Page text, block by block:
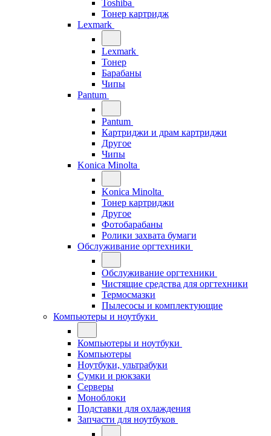
Toshiba
Тонер картридж
Lexmark
Lexmark
Тонер
Барабаны
Чипы
Pantum
Pantum
Картриджи и драм картриджи
Другое
Чипы
Konica Minolta
Konica Minolta
Тонер картриджи
Другое
Фотобарабаны
Ролики захвата бумаги
Обслуживание оргтехники
Обслуживание оргтехники
Чистящие средства для оргтехники
Термосмазки
Пылесосы и комплектующие
Компьютеры и ноутбуки
Компьютеры и ноутбуки
Компьютеры
Ноутбуки, ультрабуки
Сумки и рюкзаки
Серверы
Моноблоки
Подставки для охлаждения
Запчасти для ноутбуков